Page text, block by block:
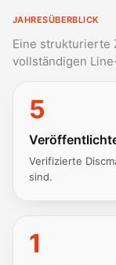
JAHRESÜBERBLICK
Eine strukturierte
vollständigen
5
Verifizierte
sind.
1